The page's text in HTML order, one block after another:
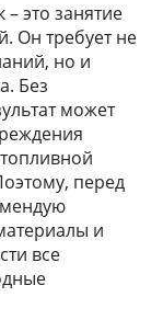
это занятие
Он требует не
но и
Без
может
перед
и
все